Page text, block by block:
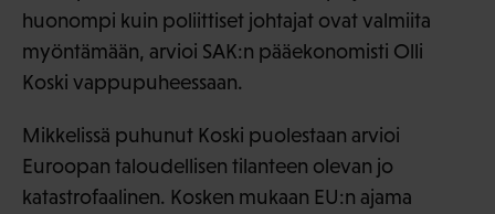
huonompi kuin poliittiset johtajat ovat valmiita
myöntämään, arvioi SAK:n pääekonomisti Olli
Koski vappupuheessaan.
Mikkelissä puhunut Koski puolestaan arvioi
Euroopan taloudellisen tilanteen olevan jo
katastrofaalinen. Kosken mukaan EU:n ajama